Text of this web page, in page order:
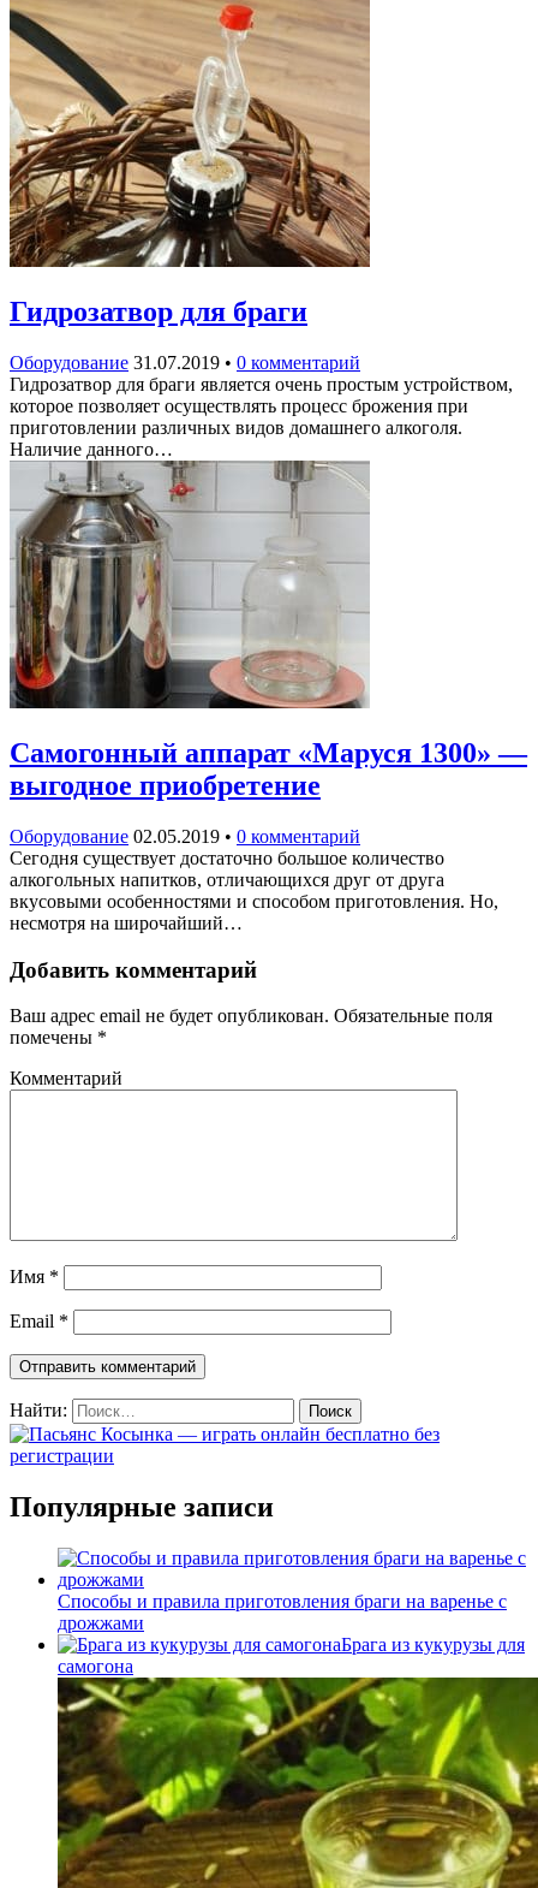
Гидрозатвор для браги
Оборудование 31.07.2019 • 0 комментарий
Гидрозатвор для браги является очень простым устройством,
которое позволяет осуществлять процесс брожения при
приготовлении различных видов домашнего алкоголя.
Наличие данного…
Самогонный аппарат «Маруся 1300» —
выгодное приобретение
Оборудование 02.05.2019 • 0 комментарий
Сегодня существует достаточно большое количество
алкогольных напитков, отличающихся друг от друга
вкусовыми особенностями и способом приготовления. Но,
несмотря на широчайший…
Добавить комментарий
Ваш адрес email не будет опубликован. Обязательные поля
помечены *
Комментарий
Имя *
Email *
Найти:
Популярные записи
Способы и правила приготовления браги на варенье с
дрожжами
Брага из кукурузы для
самогона